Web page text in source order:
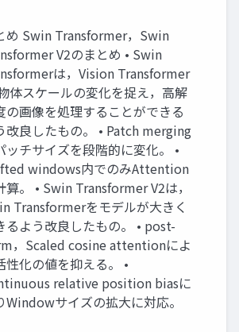
め Swin Transformer，Swin
V2のまとめ • Swin
は，Vision Transformer
体スケールの変化を捉え，高解
の画像を処理することができる
改良したもの。 • Patch merging
ッチサイズを段階的に変化。 •
windows内でのみAttention
算。 • Swin Transformer V2は，
Transformerをモデルが大きく
るよう改良したもの。 • post-
，Scaled cosine attentionによ
性化の値を抑える。 •
relative position biasに
Windowサイズの拡大に対応。